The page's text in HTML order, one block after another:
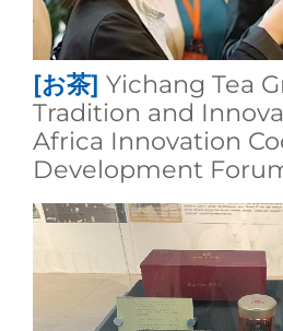
[お茶] Yichang Tea
Tradition and
Africa Innovation
Development